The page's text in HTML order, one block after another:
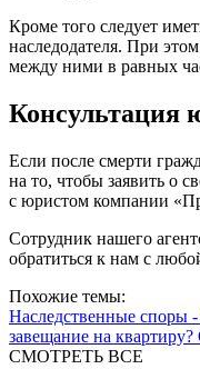
Кроме того следует
наследодателя. При
между ними в равных
Консультация
Если после смерти
на то, чтобы заявить о
с юристом компании
Сотрудник нашего
обратиться к нам с
Похожие темы:
Наследственные споры
завещание на
СМОТРЕТЬ ВСЕ